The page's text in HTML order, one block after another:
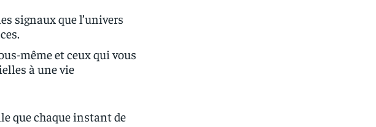
signaux que l’univers
même et ceux qui vous
à une vie
que chaque instant de